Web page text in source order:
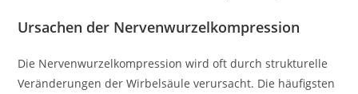
Ursachen der Nervenwurzelkompression
Die Nervenwurzelkompression wird oft durch strukturelle
Veränderungen der Wirbelsäule verursacht. Die häufigsten